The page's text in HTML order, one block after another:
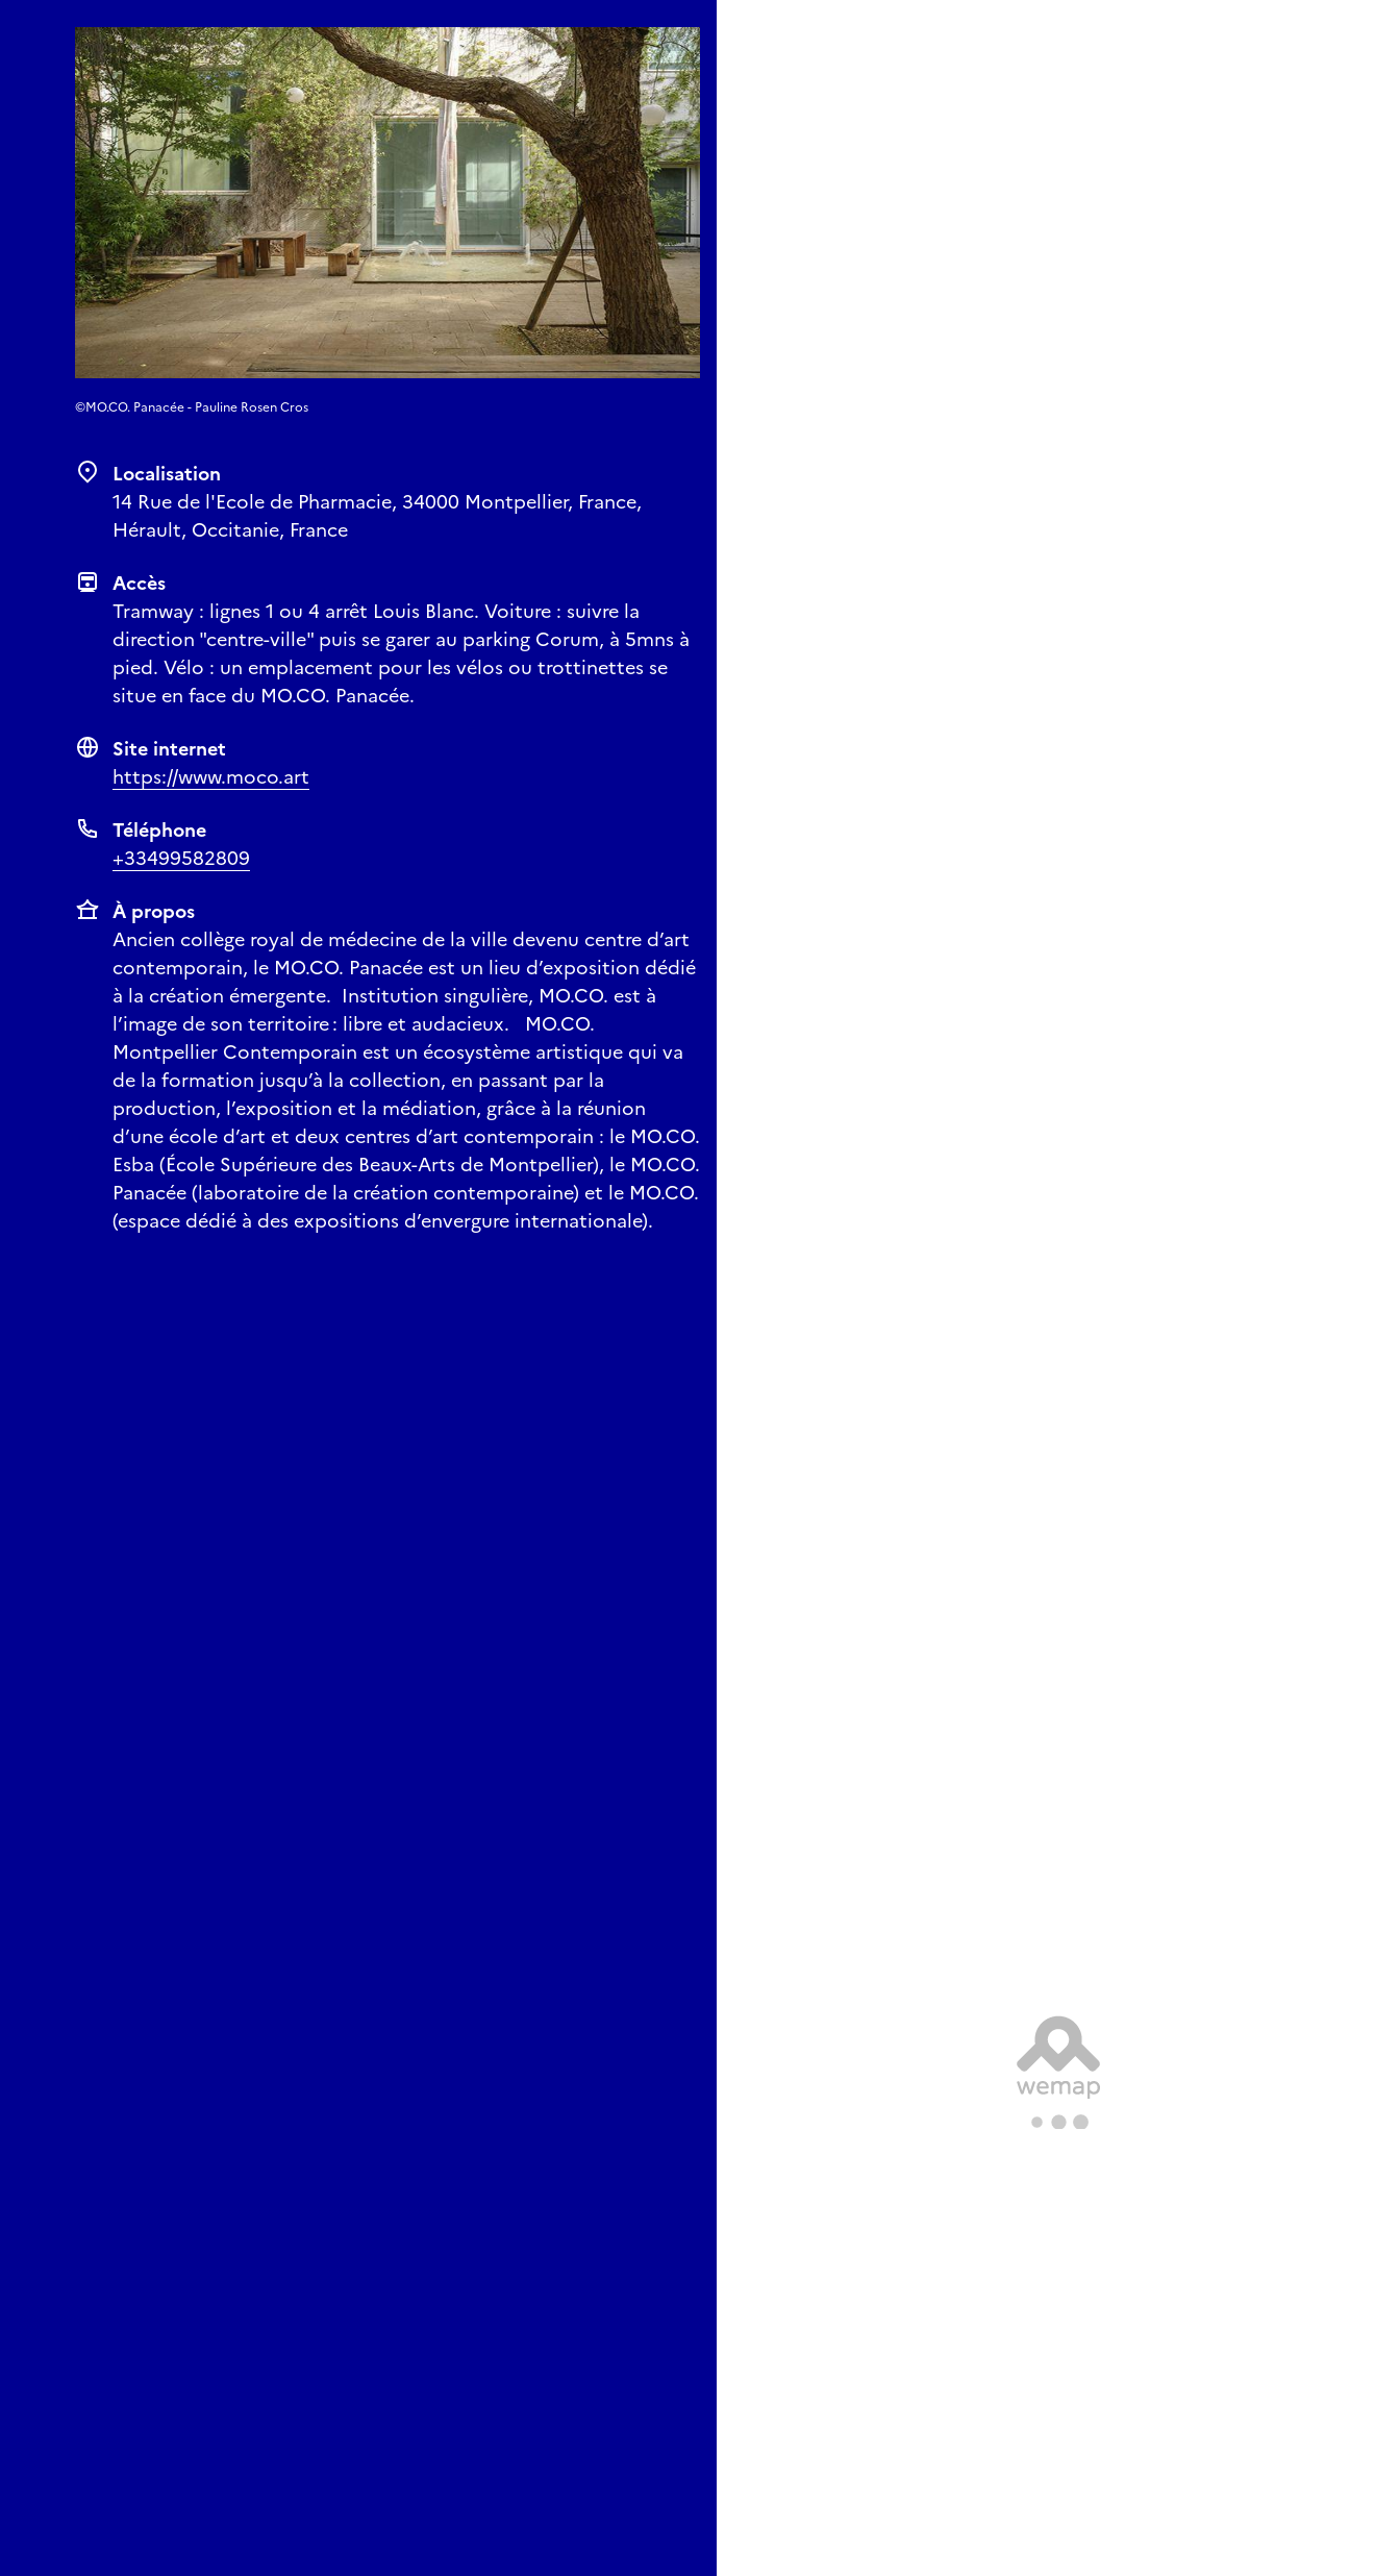
©MO.CO. Panacée - Pauline Rosen Cros
Localisation
14 Rue de l'Ecole de Pharmacie, 34000 Montpellier, France,
Hérault, Occitanie, France
Accès
Tramway : lignes 1 ou 4 arrêt Louis Blanc. Voiture : suivre la
direction "centre-ville" puis se garer au parking Corum, à 5mns à
pied. Vélo : un emplacement pour les vélos ou trottinettes se
situe en face du MO.CO. Panacée.
Site internet
https://www.moco.art
Téléphone
+33499582809
À propos
Ancien collège royal de médecine de la ville devenu centre d’art
contemporain, le MO.CO. Panacée est un lieu d’exposition dédié
à la création émergente. Institution singulière, MO.CO. est à
l’image de son territoire : libre et audacieux. MO.CO.
Montpellier Contemporain est un écosystème artistique qui va
de la formation jusqu’à la collection, en passant par la
production, l’exposition et la médiation, grâce à la réunion
d’une école d’art et deux centres d’art contemporain : le MO.CO.
Esba (École Supérieure des Beaux-Arts de Montpellier), le MO.CO.
Panacée (laboratoire de la création contemporaine) et le MO.CO.
(espace dédié à des expositions d’envergure internationale).